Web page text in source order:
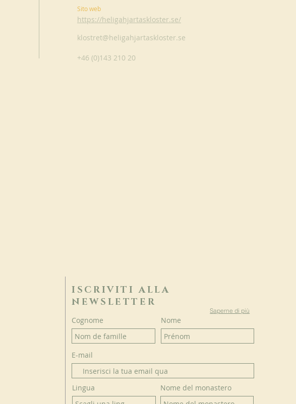
Sito web
https://heligahjartaskloster.se/
klostret@heligahjartaskloster.se
+46 (0)143 210 20
ISCRIVITI ALLA
NEWSLETTER
Saperne di più
Cognome Nome
E-mail
Lingua Nome del monastero